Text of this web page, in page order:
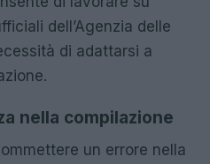
dell’Agenzia delle
di adattarsi a
nella compilazione
un errore nella